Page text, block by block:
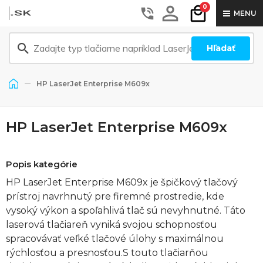
0
MENU
Hľadať
HP LaserJet Enterprise M609x
HP LaserJet Enterprise M609x
Popis kategórie
HP LaserJet Enterprise M609x je špičkový tlačový
prístroj navrhnutý pre firemné prostredie, kde
vysoký výkon a spoľahlivá tlač sú nevyhnutné. Táto
laserová tlačiareň vyniká svojou schopnosťou
spracovávať veľké tlačové úlohy s maximálnou
rýchlosťou a presnosťou.S touto tlačiarňou